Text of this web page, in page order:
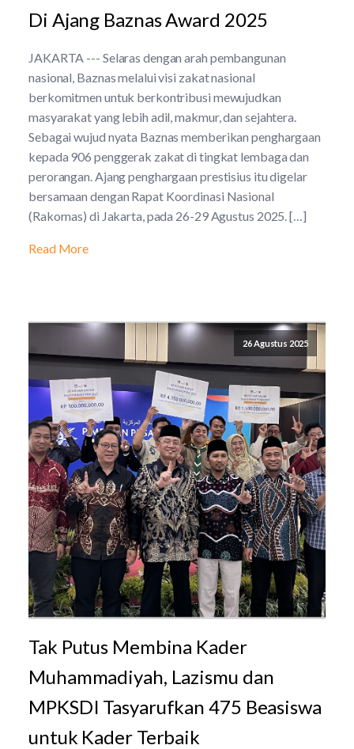
Di Ajang Baznas Award 2025
JAKARTA --- Selaras dengan arah pembangunan
nasional, Baznas melalui visi zakat nasional
berkomitmen untuk berkontribusi mewujudkan
masyarakat yang lebih adil, makmur, dan sejahtera.
Sebagai wujud nyata Baznas memberikan penghargaan
kepada 906 penggerak zakat di tingkat lembaga dan
perorangan. Ajang penghargaan prestisius itu digelar
bersamaan dengan Rapat Koordinasi Nasional
(Rakornas) di Jakarta, pada 26-29 Agustus 2025. […]
Read More
26 Agustus 2025
Tak Putus Membina Kader
Muhammadiyah, Lazismu dan
MPKSDI Tasyarufkan 475 Beasiswa
untuk Kader Terbaik